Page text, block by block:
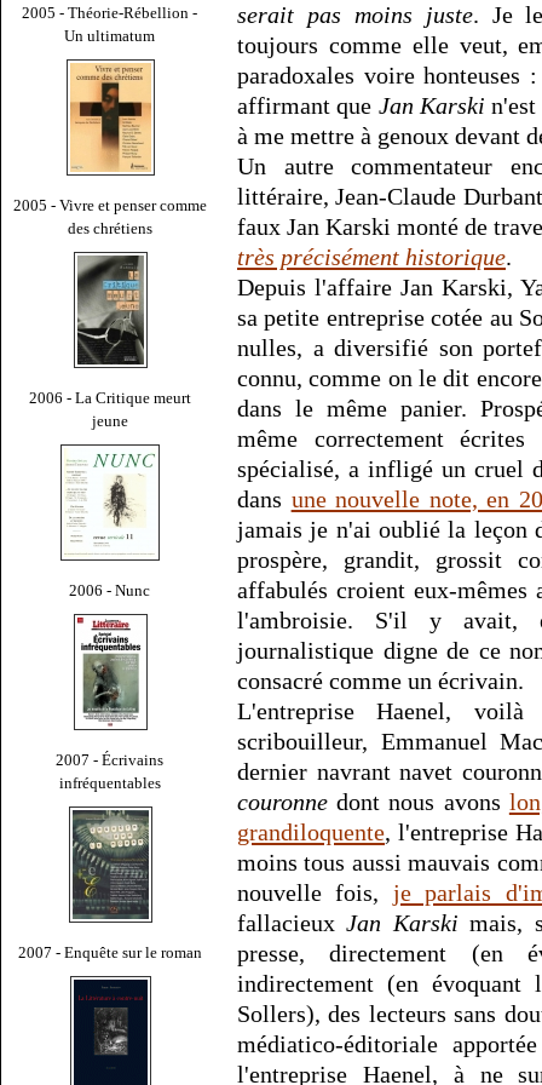
2005 - Théorie-Rébellion -
Un ultimatum
2005 - Vivre et penser comme
des chrétiens
2006 - La Critique meurt
jeune
2006 - Nunc
2007 - Écrivains
infréquentables
2007 - Enquête sur le roman
serait pas moins juste. Je
toujours comme elle veut,
paradoxales voire
affirmant que Jan Karski
à me mettre à genoux devant
Un autre commentateur
littéraire, Jean-Claude
faux Jan Karski monté de
très précisément historique.
Depuis l'affaire Jan Karski,
sa petite entreprise cotée au
nulles, a diversifié son
connu, comme on le dit
dans le même panier.
même correctement
spécialisé, a infligé un cruel
dans une nouvelle note, en
jamais je n'ai oublié la leçon
prospère, grandit, grossit
affabulés croient eux-mêmes
l'ambroisie. S'il y avait,
journalistique digne de ce
consacré comme un écrivain.
L'entreprise Haenel,
scribouilleur, Emmanuel
dernier navrant navet
couronne dont nous avons
grandiloquente, l'entreprise
moins tous aussi mauvais
nouvelle fois, je parlais
fallacieuxJan Karski mais,
presse, directement (en
indirectement (en
Sollers), des lecteurs sans
médiatico-éditoriale
l'entreprise Haenel, à ne